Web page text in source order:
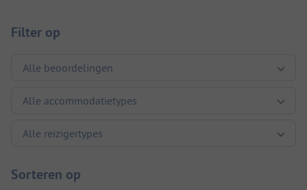
Filter op
Sorteren op